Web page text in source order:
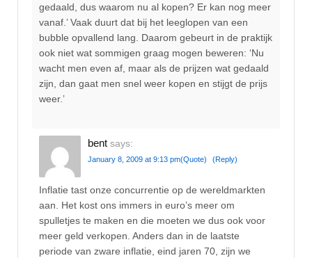
gedaald, dus waarom nu al kopen? Er kan nog meer
vanaf.’ Vaak duurt dat bij het leeglopen van een
bubble opvallend lang. Daarom gebeurt in de praktijk
ook niet wat sommigen graag mogen beweren: ‘Nu
wacht men even af, maar als de prijzen wat gedaald
zijn, dan gaat men snel weer kopen en stijgt de prijs
weer.’
bent says:
January 8, 2009 at 9:13 pm(Quote) (Reply)
Inflatie tast onze concurrentie op de wereldmarkten
aan. Het kost ons immers in euro’s meer om
spulletjes te maken en die moeten we dus ook voor
meer geld verkopen. Anders dan in de laatste
periode van zware inflatie, eind jaren 70, zijn we